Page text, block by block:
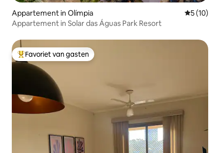
Appartement in Olímpia
5 (10)
Appartement in Solar das Águas Park Resort
Topfavoriet van gasten
Favoriet van gasten